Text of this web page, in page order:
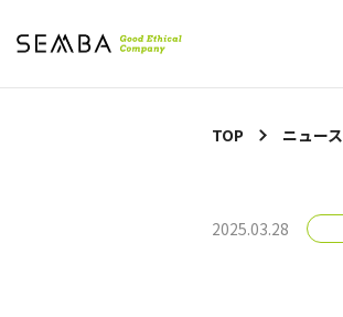
TOP ニュース
2025.03.28